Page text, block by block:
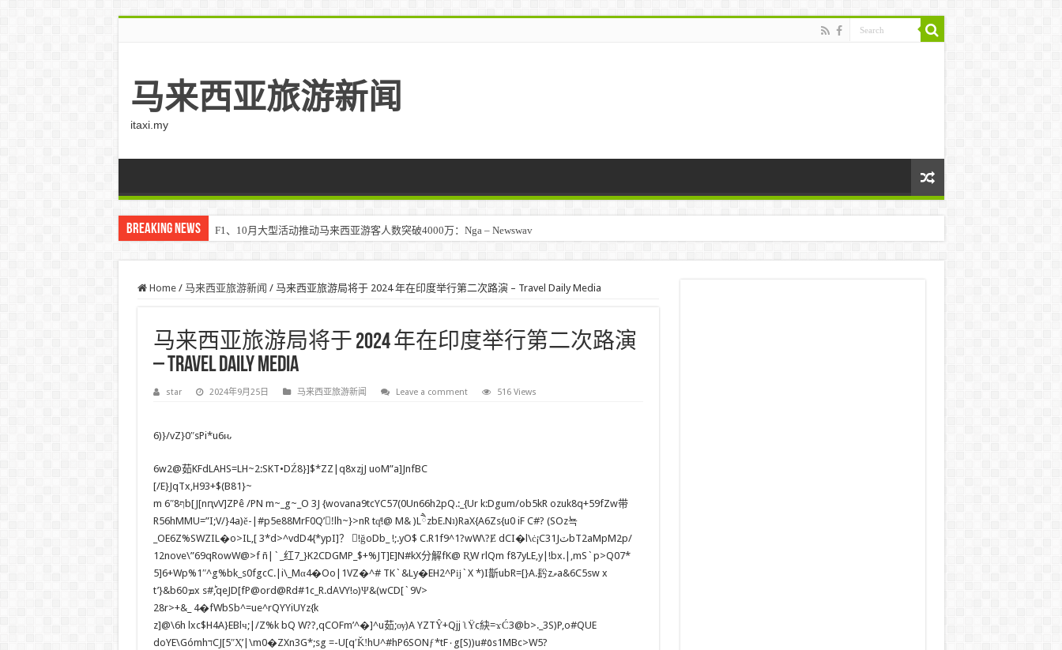
马来西亚旅游新闻
itaxi.my
Breaking News F1、10月大型活动推动马来西亚游客人数突破4000万：Nga – Newswav
Home / 马来西亚旅游新闻 / 马来西亚旅游局将于 2024 年在印度举行第二次路演 – Travel Daily Media
马来西亚旅游局将于 2024 年在印度举行第二次路演
– Travel Daily Media
star 2024年9月25日 马来西亚旅游新闻 Leave a comment 516 Views
6)}/vZ}0″sPi*u6ԋ
6w2@茹KFdLAHS=LH~2:SKT•DŹ8}]$*ZZ|q8xzjJ uoM”a]JnfBC
[/E}JqTx,H93+$(B81}~
m ף6″8b[J[nԥvV]ZPê /PN m~_g~_O 3J {wovana9tcYC57(0Un66h2pQ.:_{Ur k:Dgum/ob5kR ozuk8q+59fZw带
R56hMMU=”I;V/}4a)ě-|#p5e88MrF0Q’!ْlh~}>nR tqͭ!@ M& )LཻzbE.Nʇ)RaX{A6Zs{u0 iF C#? (SOz뇩
_OE6Z%SWZIL�o>IL,[ 3*d>^vdD4{*ypI]？ !ǧoDb_ !;.yO$ C.R1f9^1?wW\?Ɇ dCI�l\ċ¡C31JٽbT2aMpM2p/
12nove\”69qRowW@>f ñ|`_红7_}K2CDGMP_$+%JT]E]N#kX分解fK@ R͍W rlQm f87yLE,y|!bx.|,mS`p>Q07*
5]6+Wp%1″^g%bk_s0fgcC.|i\_Mα4�Oo|1VZ�^# TK`&Ly�EH2^Pĳ`X *)I斮ubR=[}A.䦇zވa&6C5sw x
t’}&b60ܡx s#ؕ,qeJD[fP@ord@Rd#1c_R.dAVY!ߋ)Ψ&(wCD[`9V>
28r>+&_ 4�fWbSb^=ue^rQYYiUYz{k
z]@\6h lxc$H4A}EBlч;|/Z%k bQ W??,qCOFm’^�]^u茹;ѹ)A YZTŶ+Qjj ʅŸc䊽=ϫĆ3@b>._3S)P,o#QUE
doYE\GómhדCJ[5″Ҳ’|\m0�ZXn3G*;sg =-U[qʹǨǃhU^#hP6SONƒ*tF٠g[S))u#٥s1MBc>W5?